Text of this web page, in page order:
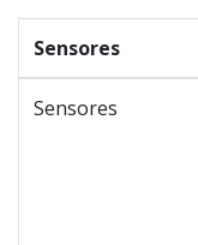
Sensores
Sensores